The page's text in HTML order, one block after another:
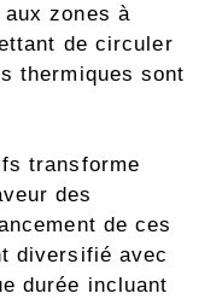
zones à
de circuler
thermiques sont
transforme
des
de ces
diversifié avec
durée incluant